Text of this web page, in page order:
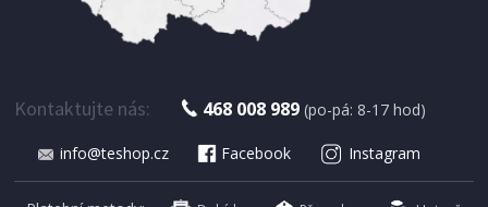
Kontaktujte nás: 468 008 989 (po-pá: 8-17 hod)
info@teshop.cz Facebook Instagram